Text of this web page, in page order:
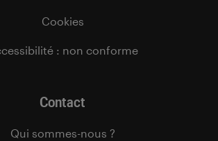
Cookies
: non conforme
Contact
Qui sommes-nous ?